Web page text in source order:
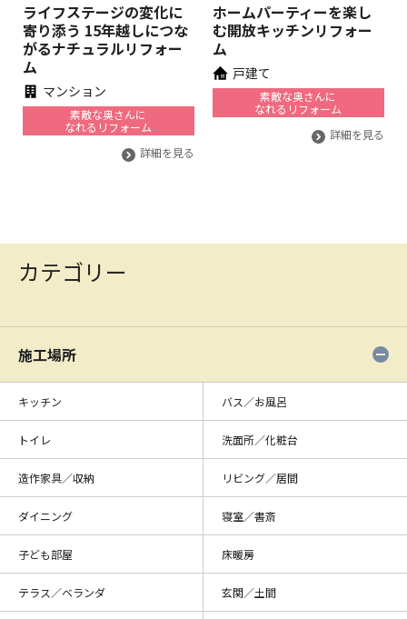
ライフステージの変化に
寄り添う 15年越しにつな
がるナチュラルリフォー
ム
マンション
素敵な奥さんに
なれるリフォーム
詳細を見る
ホームパーティーを楽し
む開放キッチンリフォー
ム
戸建て
素敵な奥さんに
なれるリフォーム
詳細を見る
カテゴリー
施工場所
キッチン バス／お風呂
トイレ 洗面所／化粧台
造作家具／収納 リビング／居間
ダイニング 寝室／書斎
子ども部屋 床暖房
テラス／ベランダ 玄関／土間